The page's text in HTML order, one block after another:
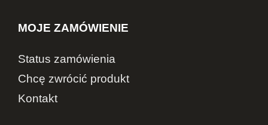
MOJE ZAMÓWIENIE
Status zamówienia
Chcę zwrócić produkt
Kontakt